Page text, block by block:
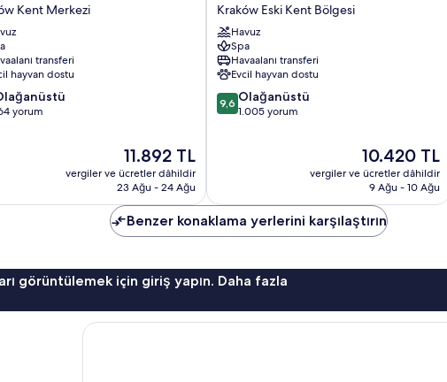
Kent Merkezi
transferi
hayvan dostu
yorum
Güncel
fiyat:
11.892 TL
11.892 TL
vergiler ve ücretler dâhildir
23 Ağu - 24 Ağu
Old
Town
Kraków
Eski
Kent
Bölgesi
Kraków Eski Kent Bölgesi
Havuz
Spa
Havaalanı transferi
Evcil hayvan dostu
10
üzerinden
9,6 Olağanüstü
1.005 yorum
Güncel
fiyat:
10.420 TL
10.420 TL
vergiler ve ücretler dâhildir
9 Ağu - 10 Ağu
Benzer konaklama yerlerini karşılaştırın
görüntülemek için giriş yapın. Daha fazla